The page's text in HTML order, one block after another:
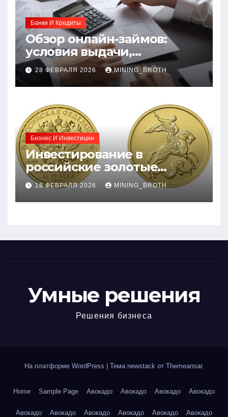
Банки И Кредиты
Обзор онлайн-займов:
условия выдачи,
процентные ставки и
требования к заемщикам
28 ФЕВРАЛЯ 2026 MINING_BROTH
Бизнес И Инвестиции
Инвестирование в
российские золотые
монеты: подробное
руководство
18 ФЕВРАЛЯ 2026 MINING_BROTH
Умные решения
Решения бизнеса
На платформе WordPress Тема newstack от Themeansar.
Home Sample Page Авокадо Авокадо Авокадо Авокадо
Авокадо Авокадо Авокадо Авокадо Авокадо Авокадо